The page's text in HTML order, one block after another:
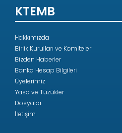
KTEMB
Hakkımızda
Birlik Kurulları ve Komiteler
Bizden Haberler
Banka Hesap Bilgileri
Üyelerimiz
Yasa ve Tüzükler
Dosyalar
İletişim